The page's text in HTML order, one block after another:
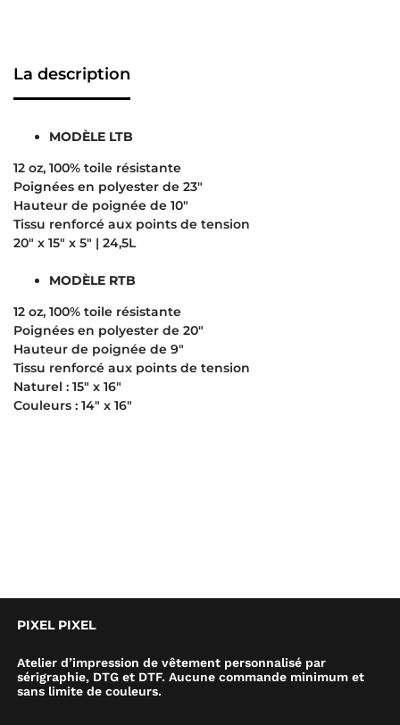
La description
MODÈLE LTB
12 oz, 100% toile résistante
Poignées en polyester de 23″
Hauteur de poignée de 10″
Tissu renforcé aux points de tension
20″ x 15″ x 5″ | 24,5L
MODÈLE RTB
12 oz, 100% toile résistante
Poignées en polyester de 20″
Hauteur de poignée de 9″
Tissu renforcé aux points de tension
Naturel : 15″ x 16″
Couleurs : 14″ x 16″
PIXEL PIXEL
Atelier d’impression de vêtement personnalisé par
sérigraphie, DTG et DTF. Aucune commande minimum et
sans limite de couleurs.